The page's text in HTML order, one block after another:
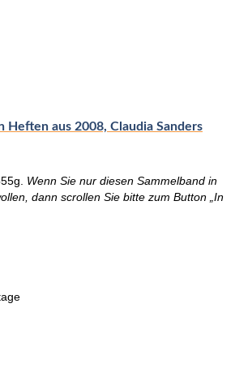
Heften aus 2008, Claudia Sanders
Wenn Sie nur diesen Sammelband in
dann scrollen Sie bitte zum Button „In